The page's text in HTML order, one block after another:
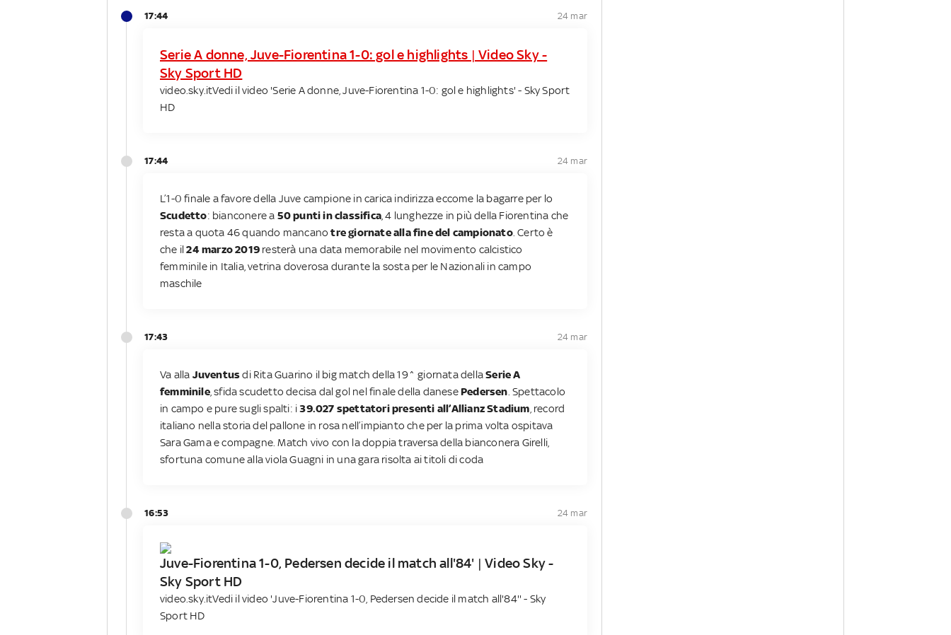
17:44 24 mar
Serie A donne, Juve-Fiorentina 1-0: gol e highlights | Video Sky -
Sky Sport HD
video.sky.itVedi il video 'Serie A donne, Juve-Fiorentina 1-0: gol e highlights' - Sky Sport
HD
17:44 24 mar
L’1-0 finale a favore della Juve campione in carica indirizza eccome la bagarre per lo
Scudetto: bianconere a 50 punti in classifica , 4 lunghezze in più della Fiorentina che
resta a quota 46 quando mancanotre giornate alla fine del campionato. Certo è
che il24 marzo 2019 resterà una data memorabile nel movimento calcistico
femminile in Italia, vetrina doverosa durante la sosta per le Nazionali in campo
maschile
17:43 24 mar
Va alla Juventusdi Rita Guarino il big match della 19^ giornata dellaSerie A
femminile, sfida scudetto decisa dal gol nel finale della danese Pedersen . Spettacolo
in campo e pure sugli spalti: i39.027 spettatori presenti all’Allianz Stadium , record
italiano nella storia del pallone in rosa nell’impianto che per la prima volta ospitava
Sara Gama e compagne. Match vivo con la doppia traversa della bianconera Girelli,
sfortuna comune alla viola Guagni in una gara risolta ai titoli di coda
16:53 24 mar
Juve-Fiorentina 1-0, Pedersen decide il match all'84' | Video Sky -
Sky Sport HD
video.sky.itVedi il video 'Juve-Fiorentina 1-0, Pedersen decide il match all'84'' - Sky
Sport HD